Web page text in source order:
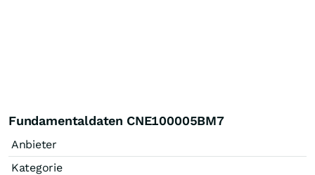
Fundamentaldaten CNE100005BM7
Anbieter
Kategorie